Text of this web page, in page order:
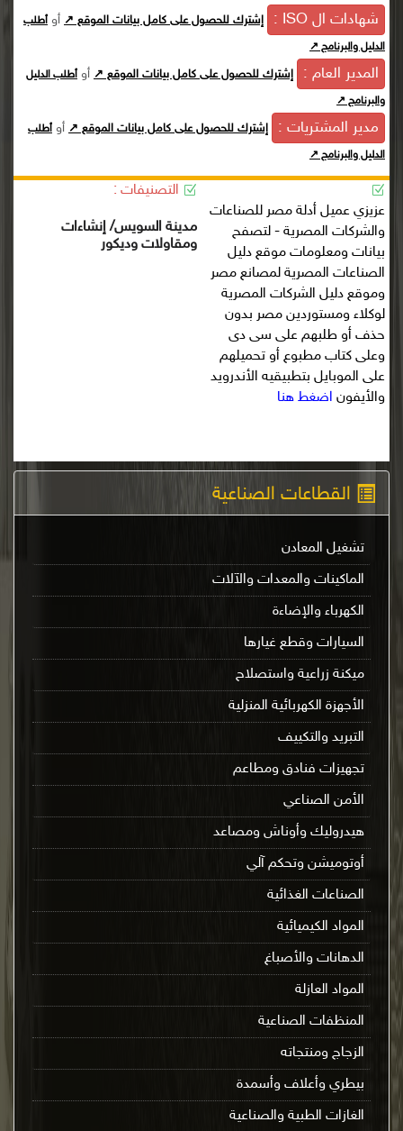
القطاعات الصناعية
تشغيل المعادن
الماكينات والمعدات والآلات
الكهرباء والإضاءة
السيارات وقطع غيارها
ميكنة زراعية واستصلاح
الأجهزة الكهربائية المنزلية
التبريد والتكييف
تجهيزات فنادق ومطاعم
الأمن الصناعي
هيدروليك وأوناش ومصاعد
أوتوميشن وتحكم آلي
الصناعات الغذائية
المواد الكيميائية
الدهانات والأصباغ
المواد العازلة
المنظفات الصناعية
الزجاج ومنتجاته
بيطري وأعلاف وأسمدة
الغازات الطبية والصناعية
شهادات ال ISO : إشترك للحصول على كامل بيانات الموقع ↗ أو أطلب
الدليل والبرنامج ↗
المدير العام : إشترك للحصول على كامل بيانات الموقع ↗ أو أطلب الدليل
والبرنامج ↗
مدير المشتريات : إشترك للحصول على كامل بيانات الموقع ↗ أو أطلب
الدليل والبرنامج ↗
التصنيفات :
مدينة السويس/ إنشاءات
ومقاولات وديكور
عزيزي عميل أدلة مصر للصناعات
والشركات المصرية - لتصفح
بيانات ومعلومات موقع دليل
الصناعات المصرية لمصانع مصر
وموقع دليل الشركات المصرية
لوكلاء ومستوردين مصر بدون
حذف أو طلبهم على سى دى
وعلى كتاب مطبوع أو تحميلهم
على الموبايل بتطبيقيه الأندرويد
والأيفون اضغط هنا